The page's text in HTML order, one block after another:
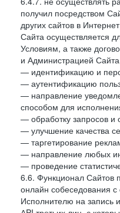
получил посредством
других сайтов в
Сайта осуществляется
Условиям, а также
и Администрацией
— идентификацию и
— аутентификацию
— направление
способом для
— обработку запросов и
— улучшение качества
— таргетирование
— направление любых
— проведение
6.6. Функционал Сайтов
онлайн собеседования с
Исполнителю на запись